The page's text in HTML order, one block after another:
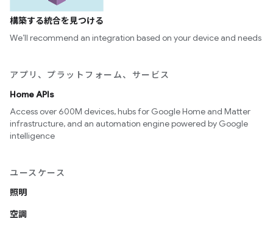
構築する統合を見つける
We’ll recommend an integration based on your device and needs
アプリ、プラットフォーム、サービス
Home APIs
Access over 600M devices, hubs for Google Home and Matter
infrastructure, and an automation engine powered by Google
intelligence
ユースケース
照明
空調